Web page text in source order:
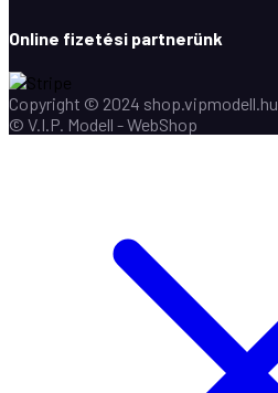
Online fizetési partnerünk
Copyright © 2024 shop.vipmodell.hu
© V.I.P. Modell - WebShop